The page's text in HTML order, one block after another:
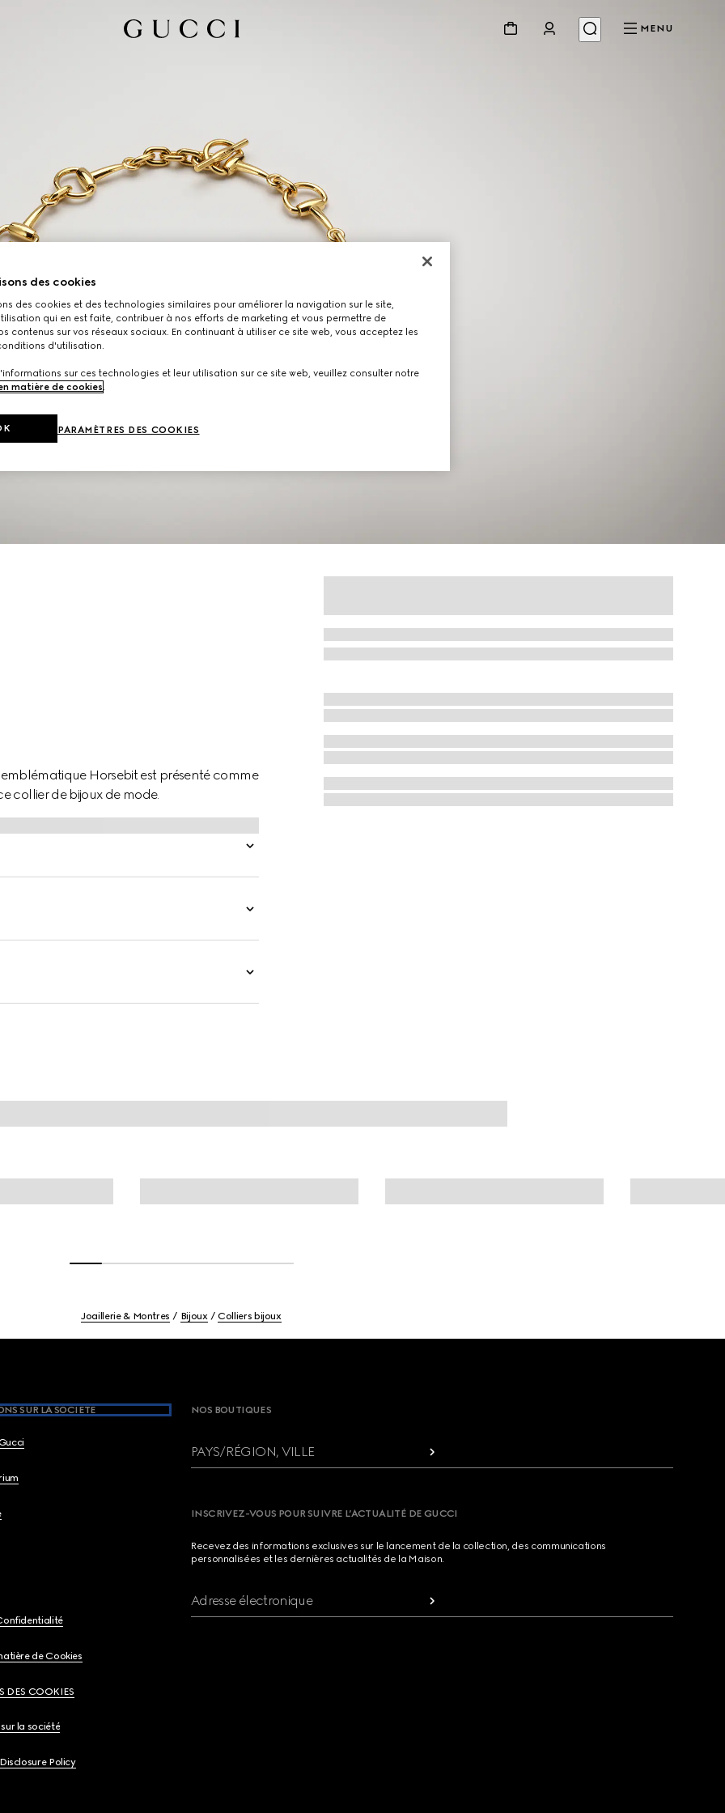
MENU
Horsebit est présenté comme
collier de bijoux de mode.
Joaillerie & Montres Bijoux Colliers bijoux
SUR LA SOCIETE
de Cookies
DES COOKIES
la société
Policy
NOS BOUTIQUES
PAYS/RÉGION, VILLE
INSCRIVEZ-VOUS POUR SUIVRE L’ACTUALITÉ DE GUCCI
Recevez des informations exclusives sur le lancement de la collection, des communications
personnalisées et les dernières actualités de la Maison.
Adresse électronique
des cookies
des cookies et des technologies similaires pour améliorer la navigation sur le site,
qui en est faite, contribuer à nos efforts de marketing et vous permettre de
contenus sur vos réseaux sociaux. En continuant à utiliser ce site web, vous acceptez les
d'utilisation.
sur ces technologies et leur utilisation sur ce site web, veuillez consulter notre
matière de cookies.
PARAMÈTRES DES COOKIES